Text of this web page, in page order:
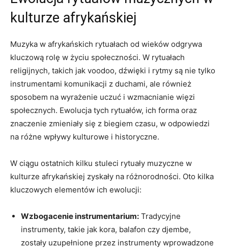
kulturze afrykańskiej
Muzyka w afrykańskich rytuałach od wieków odgrywa
kluczową rolę w życiu społeczności. W rytuałach
religijnych, takich jak voodoo, dźwięki i rytmy są nie tylko
instrumentami komunikacji z duchami, ale również
sposobem na wyrażenie uczuć i wzmacnianie więzi
społecznych. Ewolucja tych rytuałów, ich forma oraz
znaczenie zmieniały się z biegiem czasu, w odpowiedzi
na różne wpływy kulturowe i historyczne.
W ciągu ostatnich kilku stuleci rytuały muzyczne w
kulturze afrykańskiej zyskały na różnorodności. Oto kilka
kluczowych elementów ich ewolucji:
Wzbogacenie instrumentarium: Tradycyjne
instrumenty, takie jak kora, balafon czy djembe,
zostały uzupełnione przez instrumenty wprowadzone